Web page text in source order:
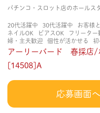
パチンコ・スロット店のホールス
20代活躍中 30代活躍中 お客様
ネイルOK
ピアスOK フリーター
婦・主夫歓迎
個性が活かせる 初
少ない
協調性がある 土日祝のみ
OK
未経験・初心者OK 決められ
事
自分の都合に合わせやすい
アーリーバード 春採店/
[14508]A
応募画面